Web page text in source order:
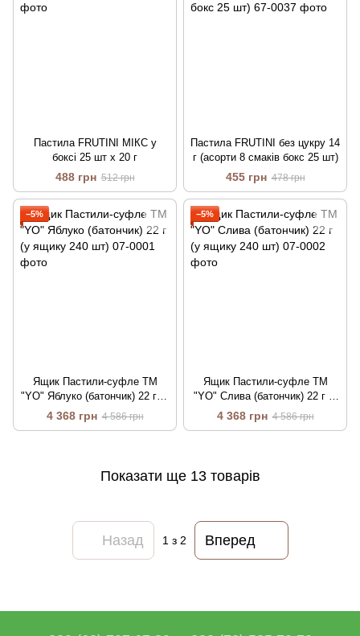
Пастила FRUTINI МІКС у
боксі 25 шт х 20 г
488 грн 512 грн
Пастила FRUTINI без цукру 14
г (асорти 8 смаків бокс 25 шт)
455 грн 478 грн
−5%
Ящик Пастили-суфле ТМ
"YO" Яблуко (батончик) 22 г (у
ящику 240 шт)
4 368 грн 4 586 грн
−5%
Ящик Пастили-суфле ТМ
"YO" Слива (батончик) 22 г (у
ящику 240 шт)
4 368 грн 4 586 грн
Показати ще 13 товарів
Назад 1з 2 Вперед